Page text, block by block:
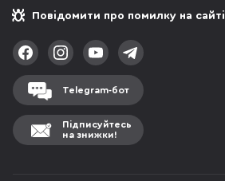
Повідомити про помилку на сайті
Telegram-бот
Підписуйтесь
на знижки!